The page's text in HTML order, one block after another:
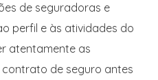
de seguradoras e
perfil e às atividades do
atentamente as
de seguro antes